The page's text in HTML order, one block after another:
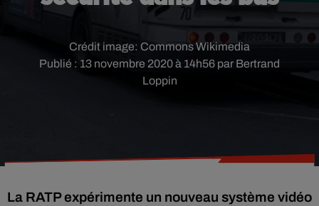
Publié : 13 novembre 2020 à 14h56 par Bertrand
Loppin
Crédit image: Commons Wikimedia
La RATP expérimente un nouveau système vidéo